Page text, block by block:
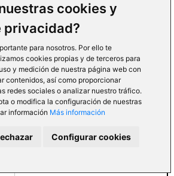
cookies y
privacidad?
para nosotros. Por ello te
cookies propias y de terceros para
y medición de nuestra página web con
contenidos, así como proporcionar
redes sociales o analizar nuestro tráfico.
o modifica la configuración de nuestras
información Más información
Configurar cookies
Contrato basado Acuerdo Marco
Servicios Postales GVA (EXP.
Finalizado
PA02-17062019